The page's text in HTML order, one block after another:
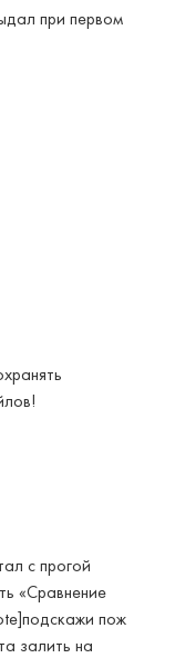
при первом
с прогой
«Сравнение
пож
залить на